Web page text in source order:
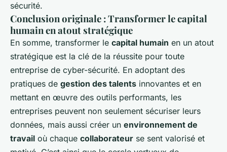
sécurité.
Conclusion originale : Transformer le capital
humain en atout stratégique
En somme, transformer le capital humain en un atout
stratégique est la clé de la réussite pour toute
entreprise de cyber-sécurité. En adoptant des
pratiques de gestion des talents innovantes et en
mettant en œuvre des outils performants, les
entreprises peuvent non seulement sécuriser leurs
données, mais aussi créer un environnement de
travail où chaque collaborateur se sent valorisé et